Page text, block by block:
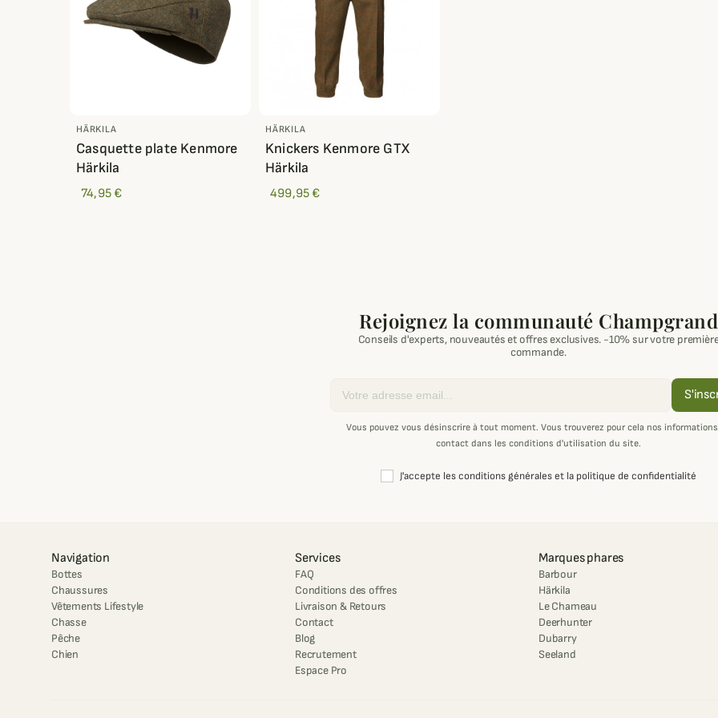
HÄRKILA
Casquette plate Kenmore
Härkila
74,95 €
HÄRKILA
Knickers Kenmore GTX
Härkila
499,95 €
Rejoignez la communauté Champgrand
Conseils d'experts, nouveautés et offres exclusives. -10% sur votre
commande.
Vous pouvez vous désinscrire à tout moment. Vous trouverez pour cela nos
contact dans les conditions d'utilisation du site.
J'accepte les conditions générales et la politique de confidentialité
Navigation
Bottes
Chaussures
Vêtements Lifestyle
Chasse
Pêche
Chien
Services
FAQ
Conditions des offres
Livraison & Retours
Contact
Blog
Recrutement
Espace Pro
Marques phares
Barbour
Härkila
Le Chameau
Deerhunter
Dubarry
Seeland